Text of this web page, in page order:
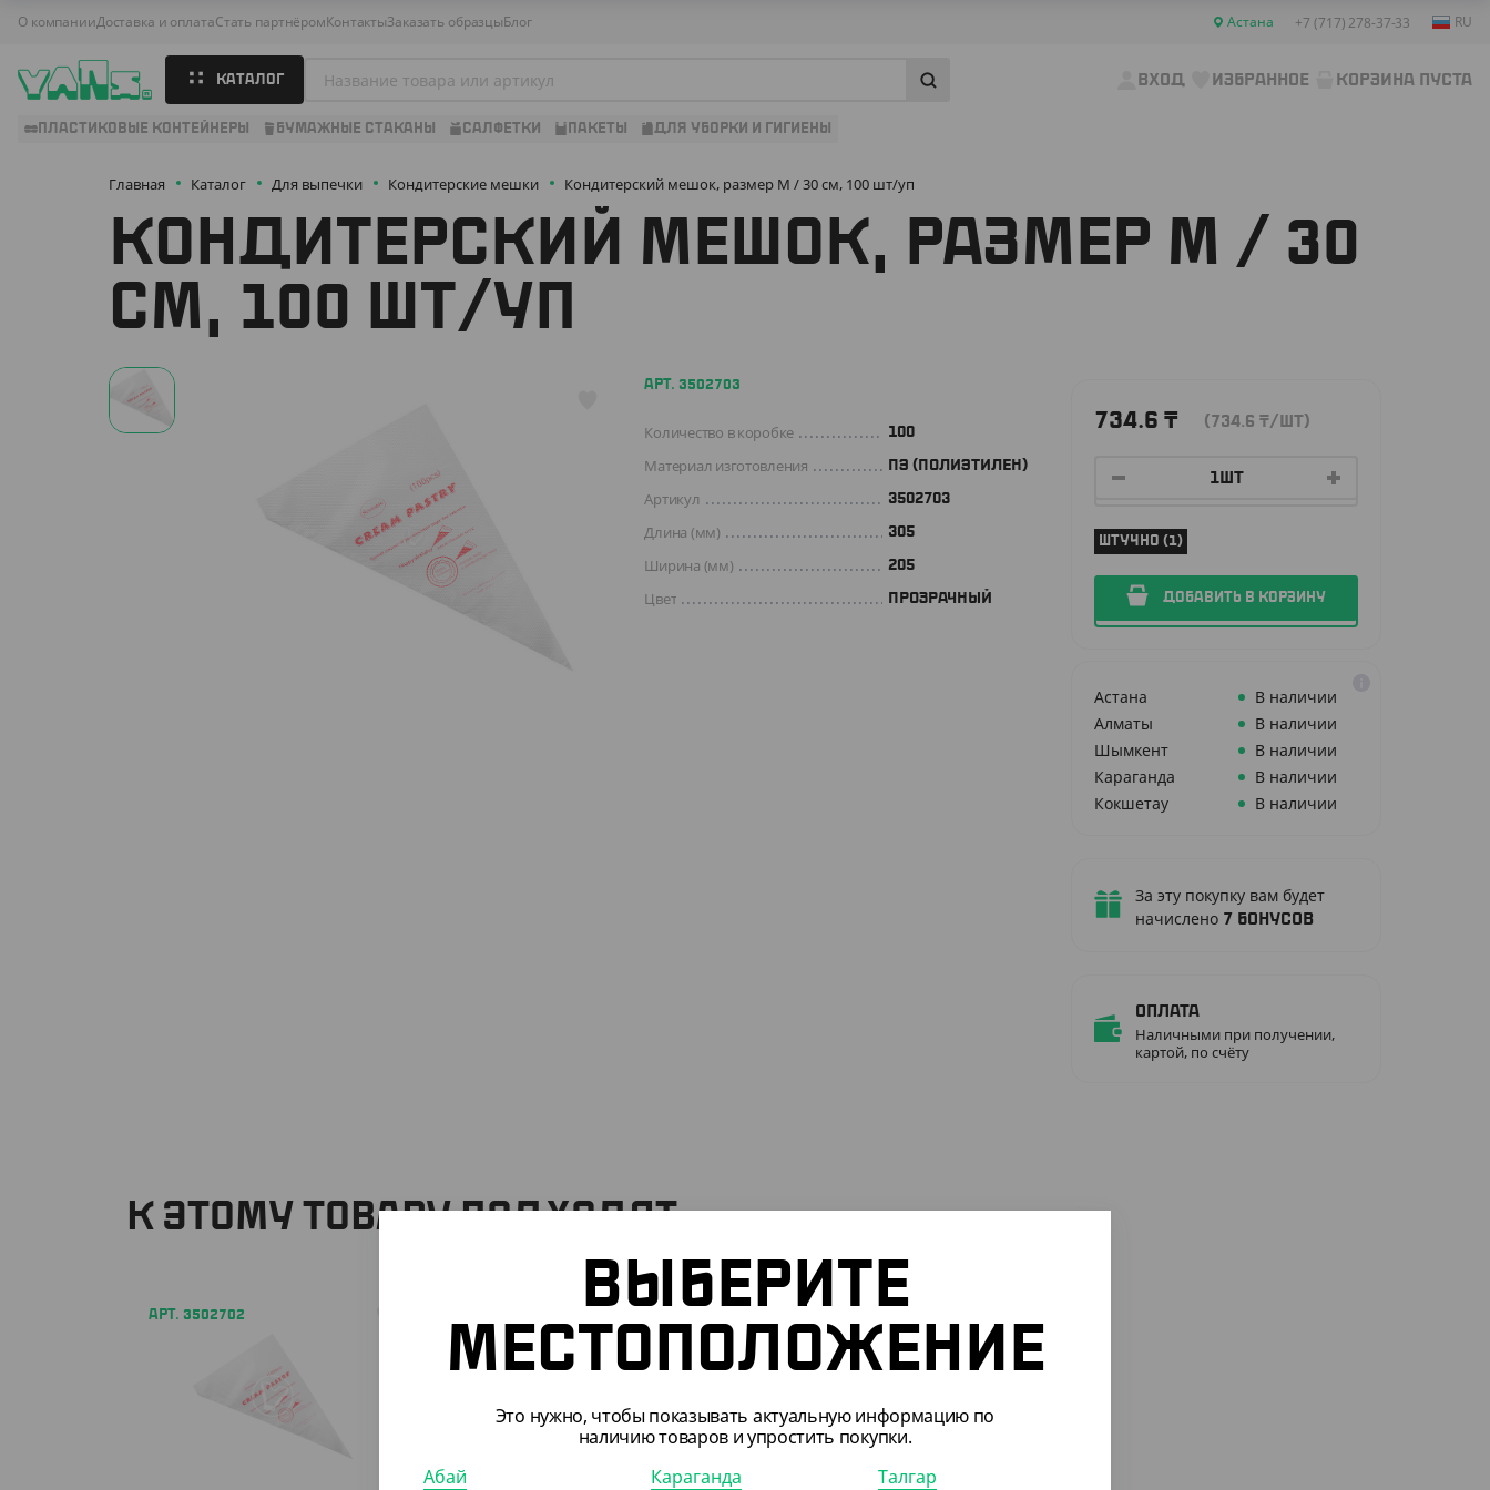
О компанииДоставка и оплатаСтать партнёромКонтактыЗаказать образцыБлог Астана +7 (717) 278-37-33 RU
КАТАЛОГ ВХОД ИЗБРАННОЕ КОРЗИНА ПУСТА
ПЛАСТИКОВЫЕ КОНТЕЙНЕРЫ БУМАЖНЫЕ СТАКАНЫ САЛФЕТКИ ПАКЕТЫ ДЛЯ УБОРКИ И ГИГИЕНЫ
Главная Каталог Для выпечки Кондитерские мешки Кондитерский мешок, размер M / 30 см, 100 шт/уп
КОНДИТЕРСКИЙ МЕШОК, РАЗМЕР M / 30
СМ, 100 ШТ/УП
734.6 ₸ (734.6 ₸/ШТ)
ШТУЧНО (1)
ДОБАВИТЬ В КОРЗИНУ
Астана
В наличии
Алматы
В наличии
Шымкент
В наличии
Караганда
В наличии
Кокшетау
В наличии
За эту покупку вам будет
начислено 7 бонусов
Оплата
Наличными при получении,
картой, по счёту
АРТ. 3502703
Количество в коробке 100
Материал изготовления ПЭ (ПОЛИЭТИЛЕН)
Артикул 3502703
Длина (мм) 305
Ширина (мм) 205
Цвет ПРОЗРАЧНЫЙ
К ЭТОМУ ТОВАРУ ПОДХОДЯТ
АРТ. 3502702
ВЫБЕРИТЕ
МЕСТОПОЛОЖЕНИЕ
Это нужно, чтобы показывать актуальную информацию по
наличию товаров и упростить покупки.
Абай
Караганда
Талгар